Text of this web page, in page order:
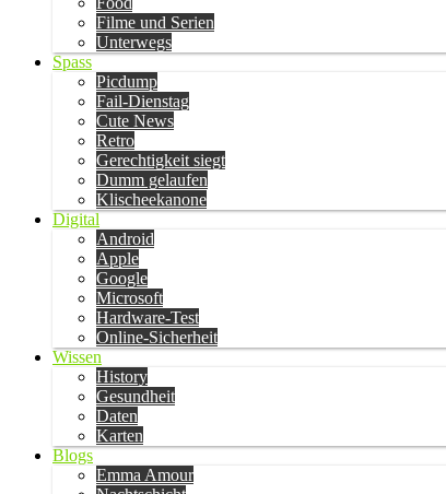
Filme und Serien
Unterwegs
Spass
Picdump
Fail-Dienstag
Cute News
Retro
Gerechtigkeit siegt
Dumm gelaufen
Klischeekanone
Digital
Android
Apple
Google
Microsoft
Hardware-Test
Online-Sicherheit
Wissen
History
Gesundheit
Daten
Karten
Blogs
Emma Amour